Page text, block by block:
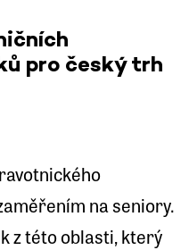
pro český trh
na seniory.
z této oblasti, který